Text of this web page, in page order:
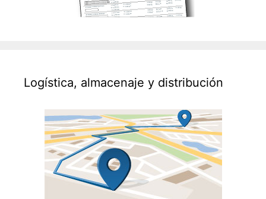
Logística, almacenaje y distribución